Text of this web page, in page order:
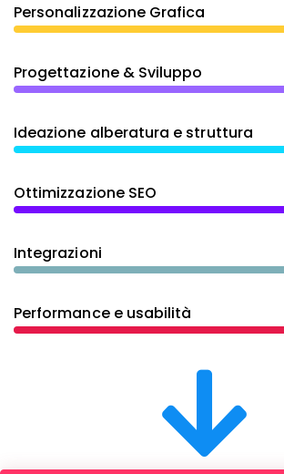
Personalizzazione Grafica
Progettazione & Sviluppo
Ideazione alberatura e struttura
Ottimizzazione SEO
Integrazioni
Performance e usabilità